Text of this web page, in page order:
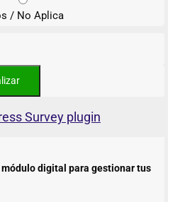
/ No Aplica
Survey plugin
digital para gestionar tus